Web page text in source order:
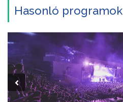
Hasonló programok